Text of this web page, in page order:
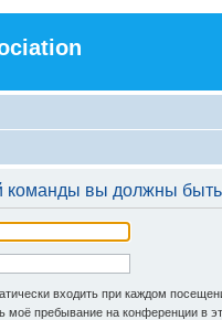
команды вы должны
входить при каждом
моё пребывание на конференции в